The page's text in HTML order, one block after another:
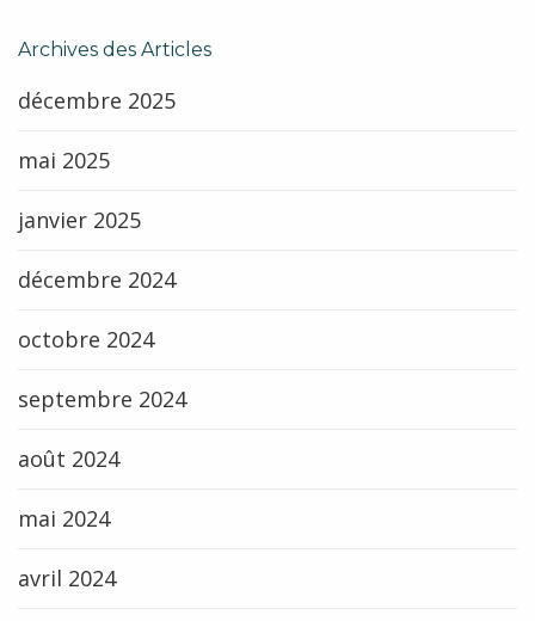
Archives des Articles
décembre 2025
mai 2025
janvier 2025
décembre 2024
octobre 2024
septembre 2024
août 2024
mai 2024
avril 2024